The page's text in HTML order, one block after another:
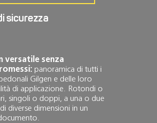
sicurezza
versatile senza
panoramica di tutti i
Gilgen e delle loro
di applicazione. Rotondi o
singoli o doppi, a una o due
diverse dimensioni in un